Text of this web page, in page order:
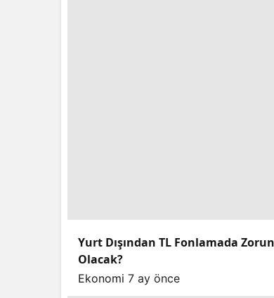
Yurt Dışından TL Fonlamada
Olacak?
Ekonomi 7 ay önce